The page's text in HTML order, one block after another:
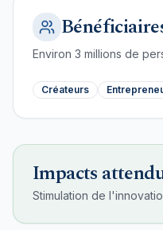
Environ 3 millions de
Créateurs
Impacts
Stimulation de